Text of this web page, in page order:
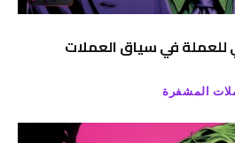
للعملة في سياق العملات
المشفرة